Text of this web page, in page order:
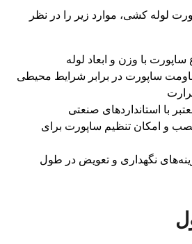
لوله کشی، موارد زیر را در نظر
با وزن و ابعاد لوله
ساپورت در برابر شرایط محیطی
با استانداردهای صنعتی
و امکان تنظیم ساپورت برای
نگهداری و تعویض در طول